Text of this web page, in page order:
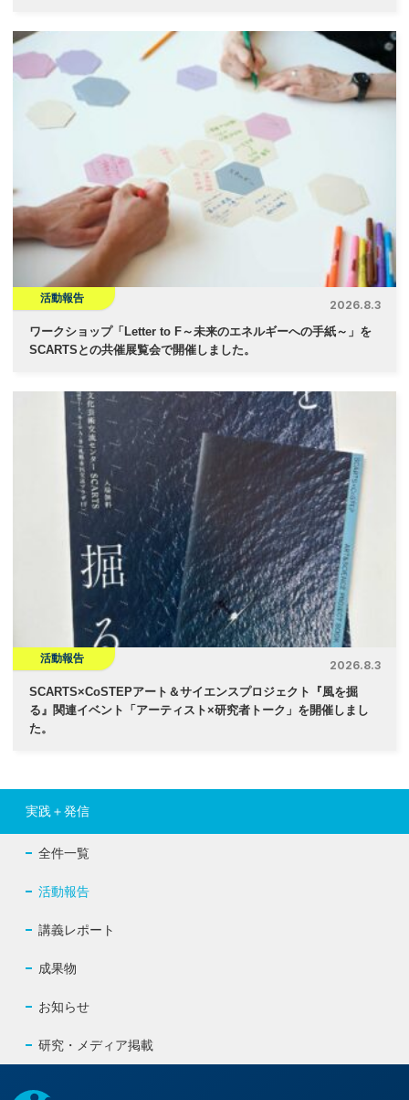
活動報告
2026.8.3
ワークショップ「Letter to F～未来のエネルギーへの手紙～」を
SCARTSとの共催展覧会で開催しました。
活動報告
2026.8.3
SCARTS×CoSTEPアート＆サイエンスプロジェクト『風を掘
る』関連イベント「アーティスト×研究者トーク」を開催しまし
た。
実践＋発信
全件一覧
活動報告
講義レポート
成果物
お知らせ
研究・メディア掲載